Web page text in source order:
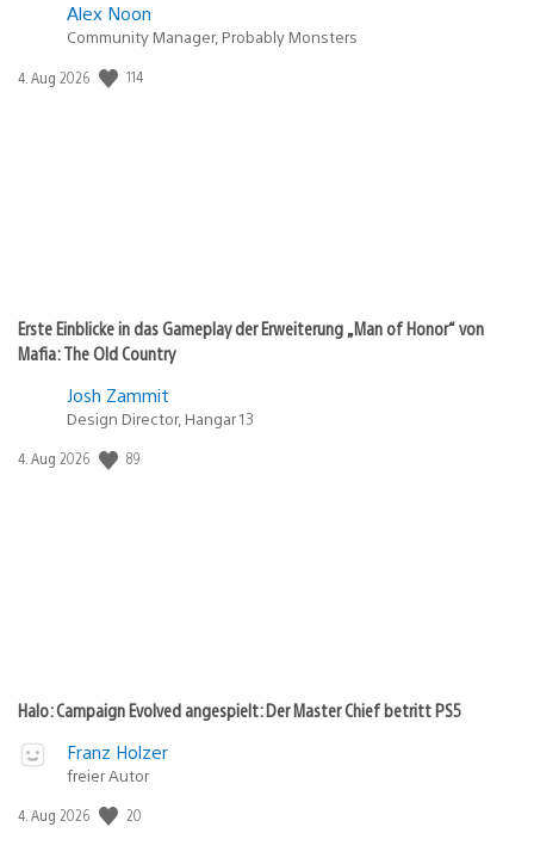
Alex Noon
Community Manager, Probably Monsters
Veröffentlichungsdatum:
4. Aug 2026 114
Erste Einblicke in das Gameplay der Erweiterung „Man of Honor“ von
Mafia: The Old Country
Josh Zammit
Design Director, Hangar 13
Veröffentlichungsdatum:
4. Aug 2026 89
Halo: Campaign Evolved angespielt: Der Master Chief betritt PS5
Franz Holzer
freier Autor
Veröffentlichungsdatum:
4. Aug 2026 20